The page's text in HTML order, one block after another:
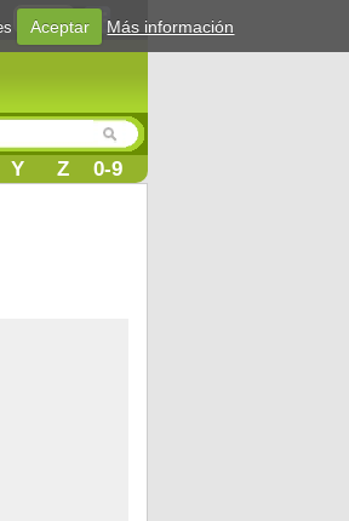
Login
Y Z 0-9
Aceptar Más información